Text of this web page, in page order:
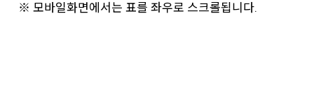
※ 모바일화면에서는 표를 좌우로 스크롤됩니다.